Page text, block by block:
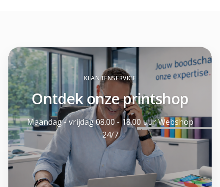
KLANTENSERVICE
Ontdek onze printshop
Maandag - vrijdag 08.00 - 18.00 uur Webshop
24/7